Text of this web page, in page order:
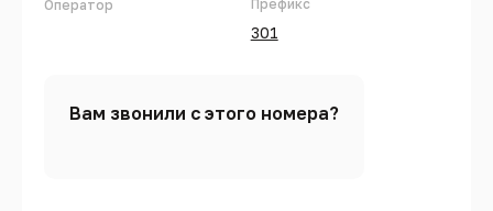
Оператор Префикс
301
Вам звонили с этого номера?